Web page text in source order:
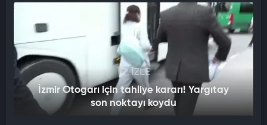
İZLE
İzmir Otogarı için tahliye kararı! Yargıtay
son noktayı koydu